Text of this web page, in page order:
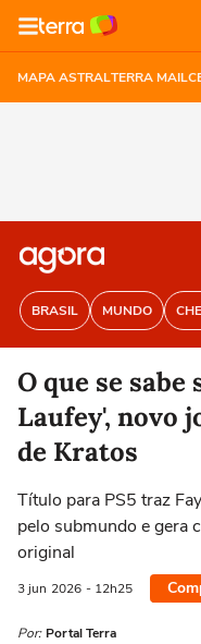
MAPA ASTRALTERRA MAIL
BRASIL MUNDO
O que se sabe
Laufey', novo
de Kratos
Título para PS5 traz
pelo submundo e gera
original
3 jun 2026 - 12h25
Por: Portal Terra